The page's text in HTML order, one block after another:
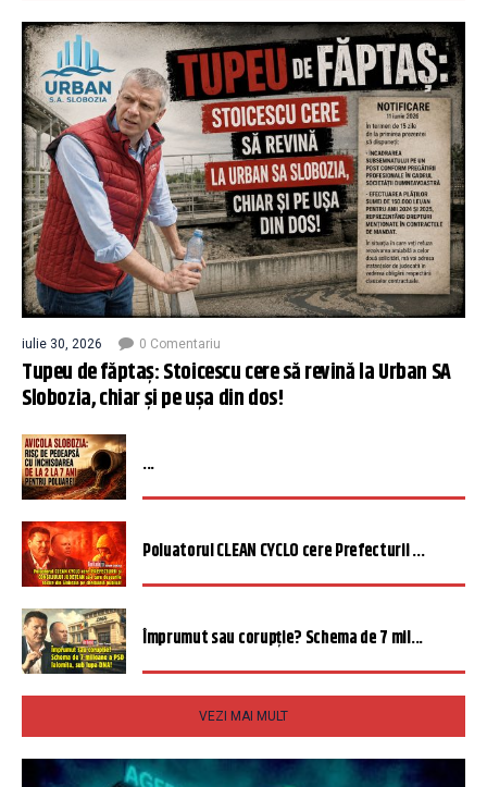
iulie 30, 2026 0 Comentariu
Tupeu de făptaș: Stoicescu cere să revină la Urban SA
Slobozia, chiar și pe ușa din dos!
...
Poluatorul CLEAN CYCLO cere Prefecturii ...
Împrumut sau corupție? Schema de 7 mil...
VEZI MAI MULT